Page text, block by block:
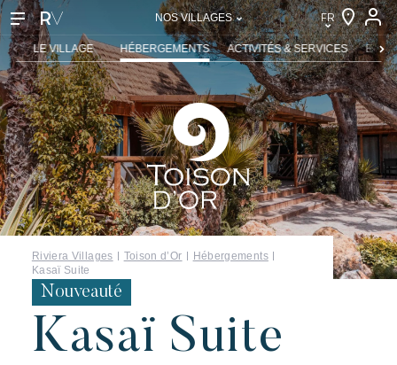
FR
FR
EN
DE
NL
IT
NOS VILLAGES
LE VILLAGE HÉBERGEMENTS ACTIVITÉS & SERVICES
Riviera Villages Toison d’Or
Hébergements
Kasaï Suite
Nouveauté
Kasaï Suite